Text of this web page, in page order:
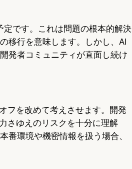
です。これは問題の根本的解決
移行を意味します。しかし、AI
発者コミュニティが直面し続け
フを改めて考えさせます。開発
さゆえのリスクを十分に理解
番環境や機密情報を扱う場合、